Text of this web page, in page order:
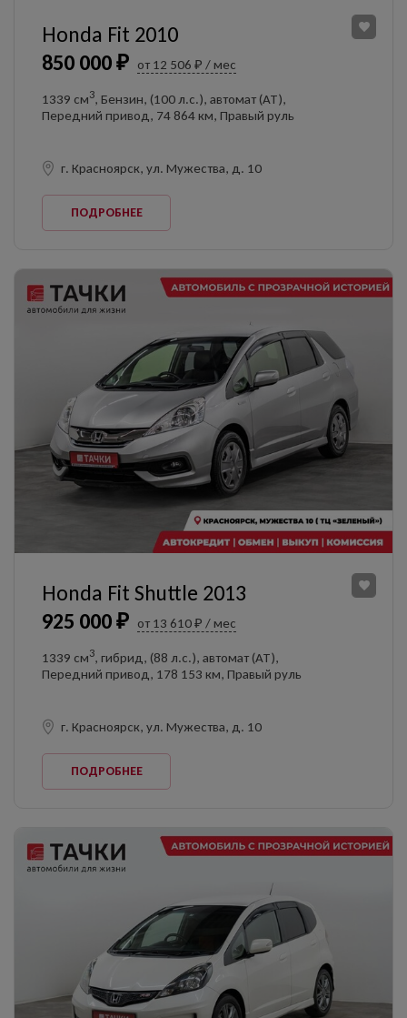
850 000 ₽ от 12 506 ₽ / мес
Honda Fit 2010
1339 см3, Бензин, (100 л.с.), автомат (AT),
Передний привод, 74 864 км, Правый руль
г. Красноярск, ул. Мужества, д. 10
ПОДРОБНЕЕ
925 000 ₽ от 13 610 ₽ / мес
Honda Fit Shuttle 2013
1339 см3, гибрид, (88 л.с.), автомат (AT),
Передний привод, 178 153 км, Правый руль
г. Красноярск, ул. Мужества, д. 10
ПОДРОБНЕЕ